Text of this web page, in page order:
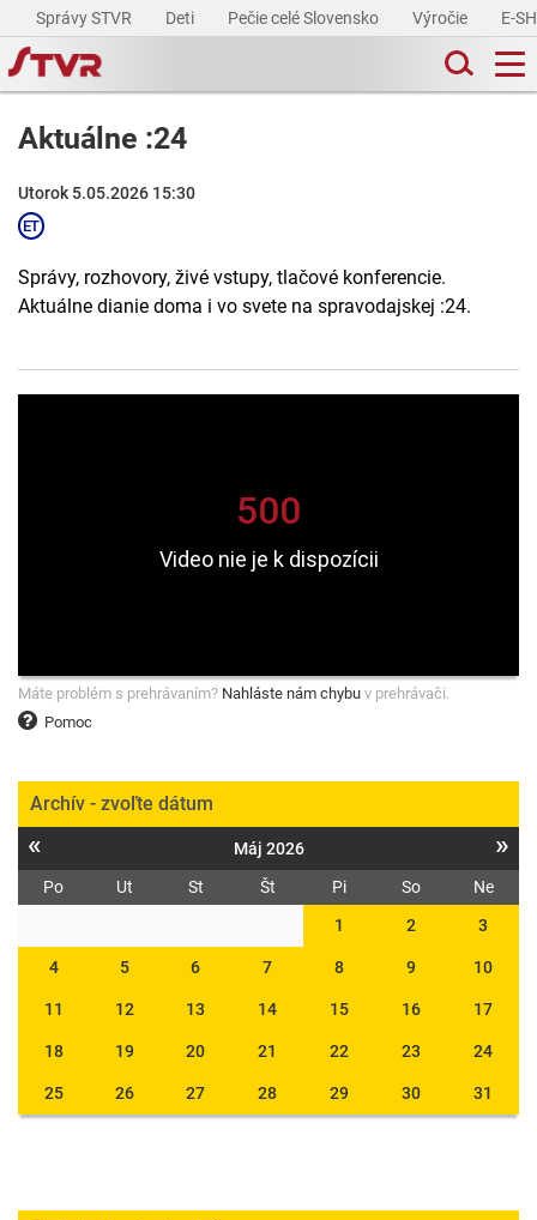
Správy STVR Deti Pečie celé Slovensko Výročie E-
Aktuálne :24
Utorok 5.05.2026 15:30
Správy, rozhovory, živé vstupy, tlačové konferencie.
Aktuálne dianie doma i vo svete na spravodajskej :24.
Pomoc
Máte problém s prehrávaním? Nahláste nám chybu v prehrávači.
Archív - zvoľte dátum
« Máj 2026 »
Po Ut St Št Pi So
Ne
1
2 3
4 5 6 7 8 9 10
11 12 13 14 15 16 17
18 19 20 21 22 23 24
25 26 27 28 29 30 31